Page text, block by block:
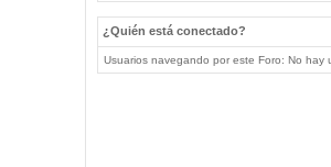
¿Quién está conectado?
Usuarios navegando por este Foro: No hay